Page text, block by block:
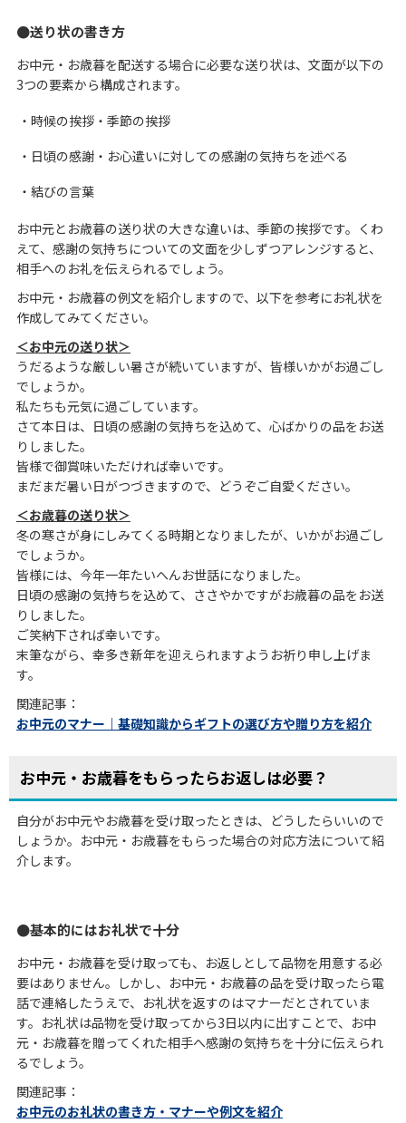
送り状の書き方
お中元・お歳暮を配送する場合に必要な送り状は、文面が以下の
3つの要素から構成されます。
・時候の挨拶・季節の挨拶
・日頃の感謝・お心遣いに対しての感謝の気持ちを述べる
・結びの言葉
お中元とお歳暮の送り状の大きな違いは、季節の挨拶です。くわ
えて、感謝の気持ちについての文面を少しずつアレンジすると、
相手へのお礼を伝えられるでしょう。
お中元・お歳暮の例文を紹介しますので、以下を参考にお礼状を
作成してみてください。
＜お中元の送り状＞
うだるような厳しい暑さが続いていますが、皆様いかがお過ごし
でしょうか。
私たちも元気に過ごしています。
さて本日は、日頃の感謝の気持ちを込めて、心ばかりの品をお送
りしました。
皆様で御賞味いただければ幸いです。
まだまだ暑い日がつづきますので、どうぞご自愛ください。
＜お歳暮の送り状＞
冬の寒さが身にしみてくる時期となりましたが、いかがお過ごし
でしょうか。
皆様には、今年一年たいへんお世話になりました。
日頃の感謝の気持ちを込めて、ささやかですがお歳暮の品をお送
りしました。
ご笑納下されば幸いです。
末筆ながら、幸多き新年を迎えられますようお祈り申し上げま
す。
関連記事：
お中元のマナー｜基礎知識からギフトの選び方や贈り方を紹介
お中元・お歳暮をもらったらお返しは必要？
自分がお中元やお歳暮を受け取ったときは、どうしたらいいので
しょうか。お中元・お歳暮をもらった場合の対応方法について紹
介します。
基本的にはお礼状で十分
お中元・お歳暮を受け取っても、お返しとして品物を用意する必
要はありません。しかし、お中元・お歳暮の品を受け取ったら電
話で連絡したうえで、お礼状を返すのはマナーだとされていま
す。お礼状は品物を受け取ってから3日以内に出すことで、お中
元・お歳暮を贈ってくれた相手へ感謝の気持ちを十分に伝えられ
るでしょう。
関連記事：
お中元のお礼状の書き方・マナーや例文を紹介